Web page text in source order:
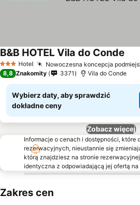
3 Kategoria
Hotel Nowoczesna koncepcja
B&B HOTEL Vila do Conde
8,8 Znakomity 3371 Vila do Conde
Wybierz daty, aby sprawdzić
dokładne ceny
Zobacz więcej
Informacje o cenach i dostępności, które
rezerwacyjnych, nieustannie się
którą znajdziesz na stronie
identyczna z odpowiadającą jej ofertą na
Zakres cen